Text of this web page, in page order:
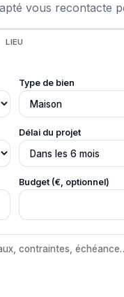
vous recontacte
LIEU
Type de bien
Délai du projet
Budget (€, optionnel)